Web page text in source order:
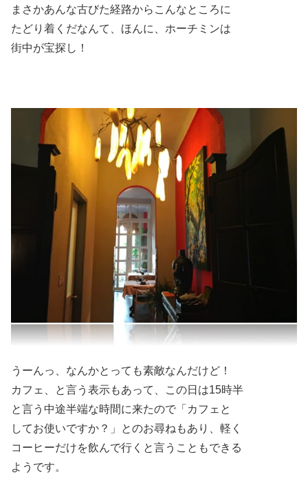
まさかあんな古びた経路からこんなところに
たどり着くだなんて、ほんに、ホーチミンは
街中が宝探し！
うーんっ、なんかとっても素敵なんだけど！
カフェ、と言う表示もあって、この日は15時半
と言う中途半端な時間に来たので「カフェと
してお使いですか？」とのお尋ねもあり、軽く
コーヒーだけを飲んで行くと言うこともできる
ようです。